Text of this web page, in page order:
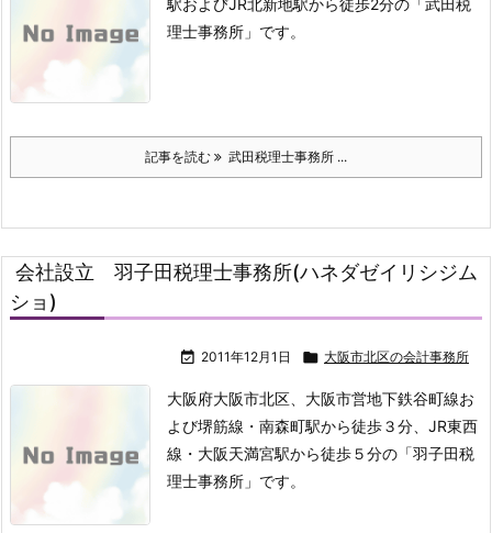
駅およびJR北新地駅から徒歩2分の「武田税
理士事務所」です。
記事を読む 武田税理士事務所 ...
会社設立 羽子田税理士事務所(ハネダゼイリシジム
ショ)
 2011年12月1日  大阪市北区の会計事務所
大阪府大阪市北区、大阪市営地下鉄谷町線お
よび堺筋線・南森町駅から徒歩３分、JR東西
線・大阪天満宮駅から徒歩５分の「羽子田税
理士事務所」です。